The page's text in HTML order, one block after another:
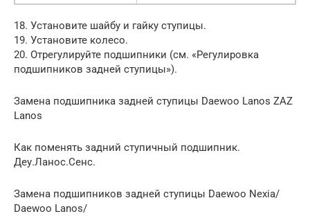
18. Установите шайбу и гайку ступицы.
19. Установите колесо.
20. Отрегулируйте подшипники (см. «Регулировка
подшипников задней ступицы»).
Замена подшипника задней ступицы Daewoo Lanos ZAZ
Lanos
Как поменять задний ступичный подшипник.
Деу.Ланос.Сенс.
Замена подшипников задней ступицы Daewoo Nexia/
Daewoo Lanos/